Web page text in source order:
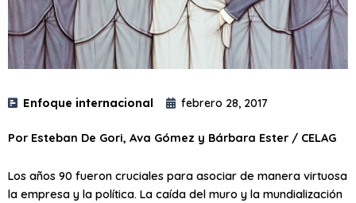
Enfoque internacional febrero 28, 2017
Por Esteban De Gori, Ava Gómez y Bárbara Ester / CELAG
Los años 90 fueron cruciales para asociar de manera virtuosa
la empresa y la política. La caída del muro y la mundialización